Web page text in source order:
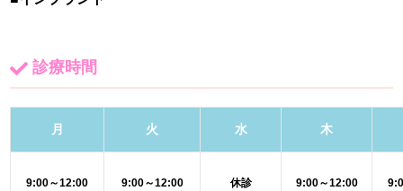
診療時間
月 火 水 木
9:00～12:00 9:00～12:00 休診 9:00～12:00